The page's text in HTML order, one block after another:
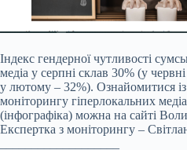
Індекс гендерної чутливості
медіа у серпні склав 30% (у
у лютому – 32%). Ознайомитися
моніторингу гіперлокальних
(інфографіка) можна на сайті
Експертка з моніторингу –